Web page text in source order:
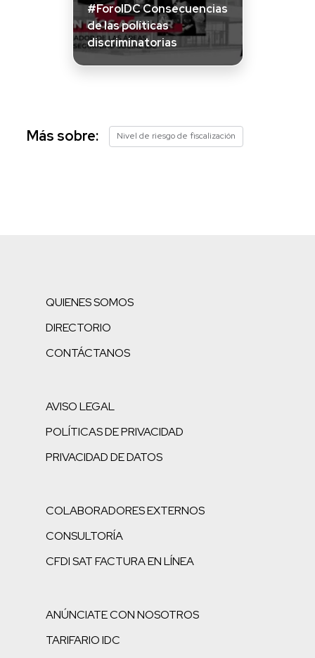
#ForoIDC Consecuencias
de las políticas
discriminatorias
Más sobre: Nivel de riesgo de fiscalización
QUIENES SOMOS
DIRECTORIO
CONTÁCTANOS
AVISO LEGAL
POLÍTICAS DE PRIVACIDAD
PRIVACIDAD DE DATOS
COLABORADORES EXTERNOS
CONSULTORÍA
CFDI SAT FACTURA EN LÍNEA
ANÚNCIATE CON NOSOTROS
TARIFARIO IDC